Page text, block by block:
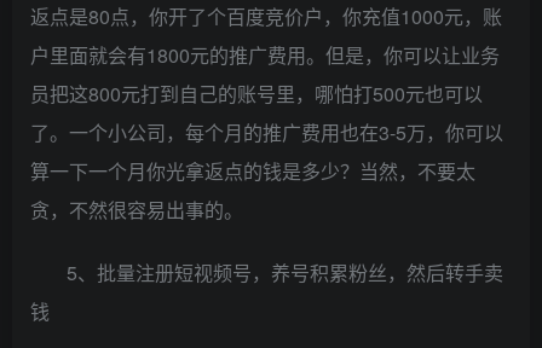
返点是80点，你开了个百度竞价户，你充值1000元，账
户里面就会有1800元的推广费用。但是，你可以让业务
员把这800元打到自己的账号里，哪怕打500元也可以
了。一个小公司，每个月的推广费用也在3-5万，你可以
算一下一个月你光拿返点的钱是多少？当然，不要太
贪，不然很容易出事的。
5、批量注册短视频号，养号积累粉丝，然后转手卖
钱